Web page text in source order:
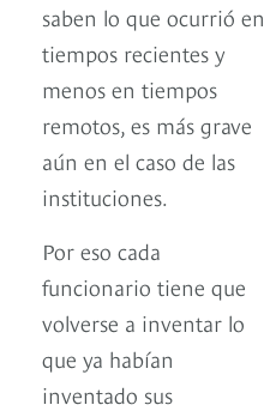
saben lo que ocurrió en
tiempos recientes y
menos en tiempos
remotos, es más grave
aún en el caso de las
instituciones.
Por eso cada
funcionario tiene que
volverse a inventar lo
que ya habían
inventado sus